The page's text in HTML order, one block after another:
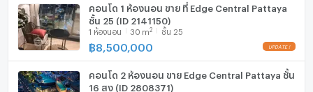
คอนโด 1 ห้องนอน ขาย ที่ Edge Central Pattaya
ชั้น 25 (ID 2141150)
1 ห้องนอน 30 m2 ชั้น 25
฿8,500,000
คอนโด 2 ห้องนอน ขาย Edge Central Pattaya ชั้น
16 สูง (ID 2808371)